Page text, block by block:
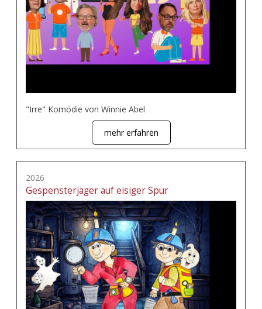
"Irre" Komödie von Winnie Abel
mehr erfahren
2026
Gespensterjäger auf eisiger Spur